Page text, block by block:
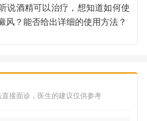
说酒精可以治疗，想知道如何使
风？能否给出详细的使用方法？
直接面诊，医生的建议仅供参考